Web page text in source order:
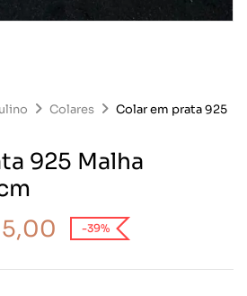
Colares
Colar em prata 925
925 Malha
-39%